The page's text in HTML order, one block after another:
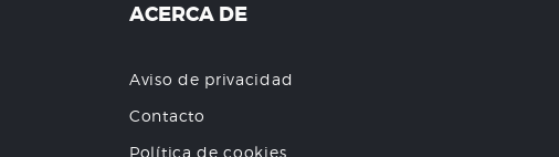
ACERCA DE
Aviso de privacidad
Contacto
Política de cookies